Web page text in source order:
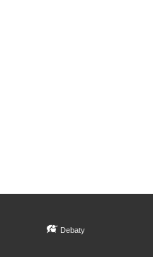
Debaty